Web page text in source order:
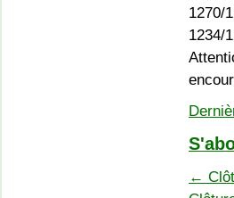
1234/
←